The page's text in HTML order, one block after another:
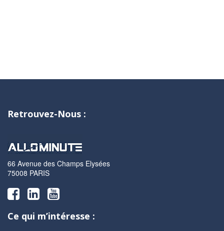
Retrouvez-Nous :
66 Avenue des Champs Elysées
75008 PARIS
Ce qui m’intéresse :